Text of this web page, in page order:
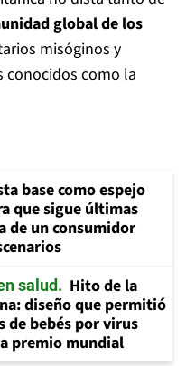
global de los
misóginos y
conocidos como la
base como espejo
que sigue últimas
de un consumidor
salud
Hito de la
diseño que permitió
de bebés por virus
premio mundial